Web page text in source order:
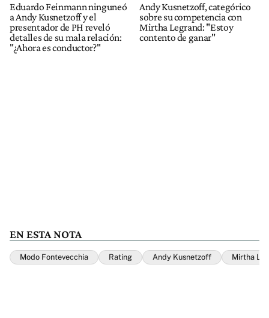
Eduardo Feinmann ninguneó
a Andy Kusnetzoff y el
presentador de PH reveló
detalles de su mala relación:
"¿Ahora es conductor?"
Andy Kusnetzoff, categórico
sobre su competencia con
Mirtha Legrand: "Estoy
contento de ganar"
EN ESTA NOTA
Modo Fontevecchia Rating Andy Kusnetzoff Mirtha